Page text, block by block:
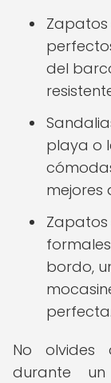
Zapatos
del
playa o
mejores
Zapatos
bordo,
perfecta.
No
durante